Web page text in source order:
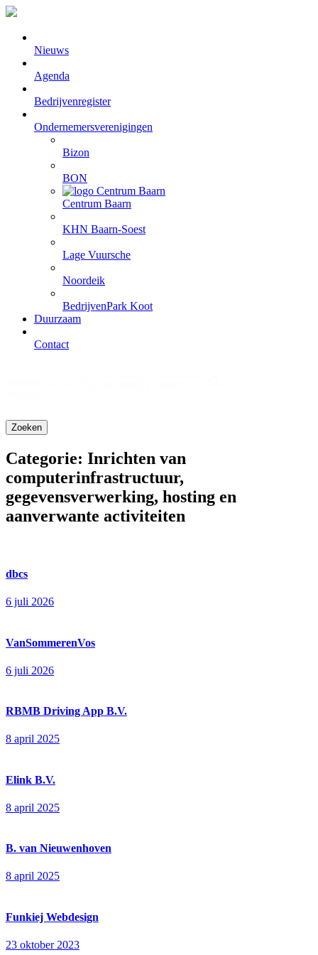
Nieuws
Agenda
Bedrijvenregister
Ondernemersverenigingen
Bizon
BON
Centrum Baarn
KHN Baarn-Soest
Lage Vuursche
Noordeik
BedrijvenPark Koot
Duurzaam
Contact
Categorie: Inrichten van
computerinfrastructuur,
gegevensverwerking, hosting en
aanverwante activiteiten
dbcs
6 juli 2026
VanSommerenVos
6 juli 2026
RBMB Driving App B.V.
8 april 2025
Elink B.V.
8 april 2025
B. van Nieuwenhoven
8 april 2025
Funkiej Webdesign
23 oktober 2023